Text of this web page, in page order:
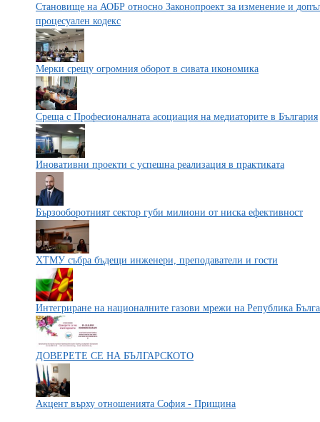
Становище на АОБР относно Законопроект за изменение и
процесуален кодекс
Мерки срещу огромния оборот в сивата икономика
Среща с Професионалната асоциация на медиаторите в България
Иновативни проекти с успешна реализация в практиката
Бързооборотният сектор губи милиони от ниска ефективност
ХТМУ събра бъдещи инженери, преподаватели и гости
Интегриране на националните газови мрежи на Република
ДОВЕРЕТЕ СЕ НА БЪЛГАРСКОТО
Акцент върху отношенията София - Прищина